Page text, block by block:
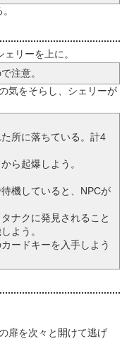
リーを上に。
注意。
気をそらし、シェリーが
所に落ちている。計4
ら起爆しよう。
機していると、NPCが
ナクに発見されること
よう。
ードキーを入手しよう
扉を次々と開けて逃げ